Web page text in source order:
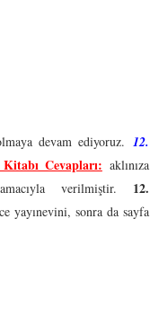
devam ediyoruz. 12.
Cevapları: aklınıza
verilmiştir. 12.
yayınevini, sonra da sayfa